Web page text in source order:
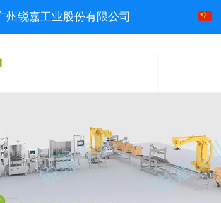
州锐嘉工业股份有限公司